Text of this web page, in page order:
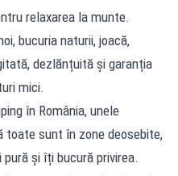
relaxarea la munte.
bucuria naturii, joacă,
dezlănțuită și garanția
mici.
în România, unele
toate sunt în zone deosebite,
și îți bucură privirea.